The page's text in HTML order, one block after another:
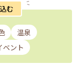
む
温泉
ベント